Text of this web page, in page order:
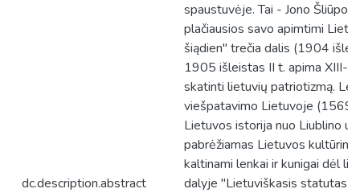
dc.description.abstract
spaustuvėje. Tai - Jono
plačiausios savo apimtimi
šiądien" trečia dalis (1904
1905 išleistas II t. apima XIII-
skatinti lietuvių patriotizmą.
viešpatavimo Lietuvoje
Lietuvos istorija nuo Liublino
pabrėžiamas Lietuvos
kaltinami lenkai ir kunigai dėl
dalyje "Lietuviškasis statutas